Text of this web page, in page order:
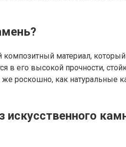
материал,
в его высокой прочности,
же роскошно, как